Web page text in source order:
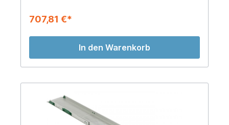
707,81 €*
In den Warenkorb